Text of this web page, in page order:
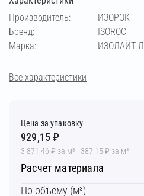
Производитель:
ИЗОРОК
Бренд:
ISOROC
Марка:
ИЗОЛАЙТ-Л
Все характеристики
Цена за упаковку
929,15 ₽
3 871,46 ₽ за м³ , 387,15 ₽ за м²
Расчет материала
По объему (м³)